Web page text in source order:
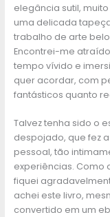
elegância sutil,
uma delicada
trabalho de arte
Encontrei-me
tempo vívido e
quer acordar, com
fantásticos quanto
Talvez tenha sido o
despojado, que fez
pessoal, tão
experiências. Como
fiquei
achei este livro,
convertido em um